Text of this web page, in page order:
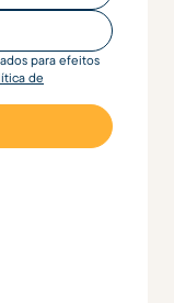
para efeitos
de